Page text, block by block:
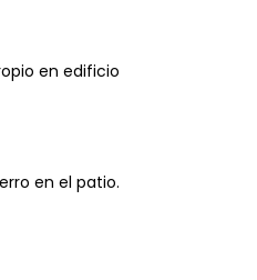
en edificio
en el patio.